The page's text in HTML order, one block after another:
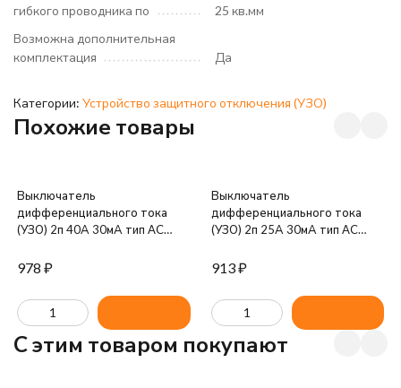
гибкого проводника по
25 кв.мм
Возможна дополнительная
комплектация
Да
Категории: Устройство защитного отключения (УЗО)
Похожие товары
Выключатель
дифференциального тока
(УЗО) 2п 40А 30мА тип AC
2-040-030
978 ₽
Выключатель
дифференциального тока
(УЗО) 2п 25А 30мА тип AC
2-025-030
913₽
C этим товаром покупают